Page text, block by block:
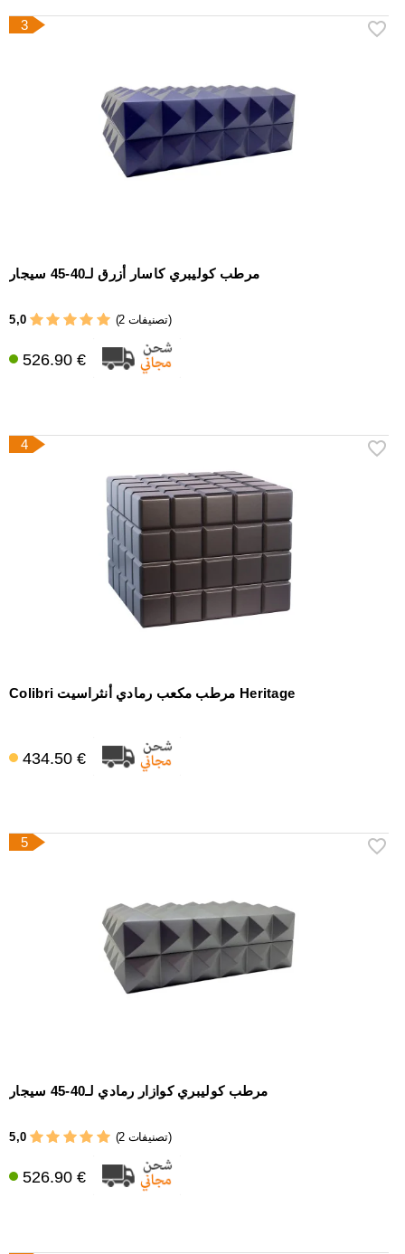
3
مرطب كوليبري كاسار أزرق لـ40-45 سيجار
5,0 (2 تصنيفات)
526.90 €
4
Colibri مرطب مكعب رمادي أنثراسيت Heritage
434.50 €
5
مرطب كوليبري كوازار رمادي لـ40-45 سيجار
5,0 (2 تصنيفات)
526.90 €